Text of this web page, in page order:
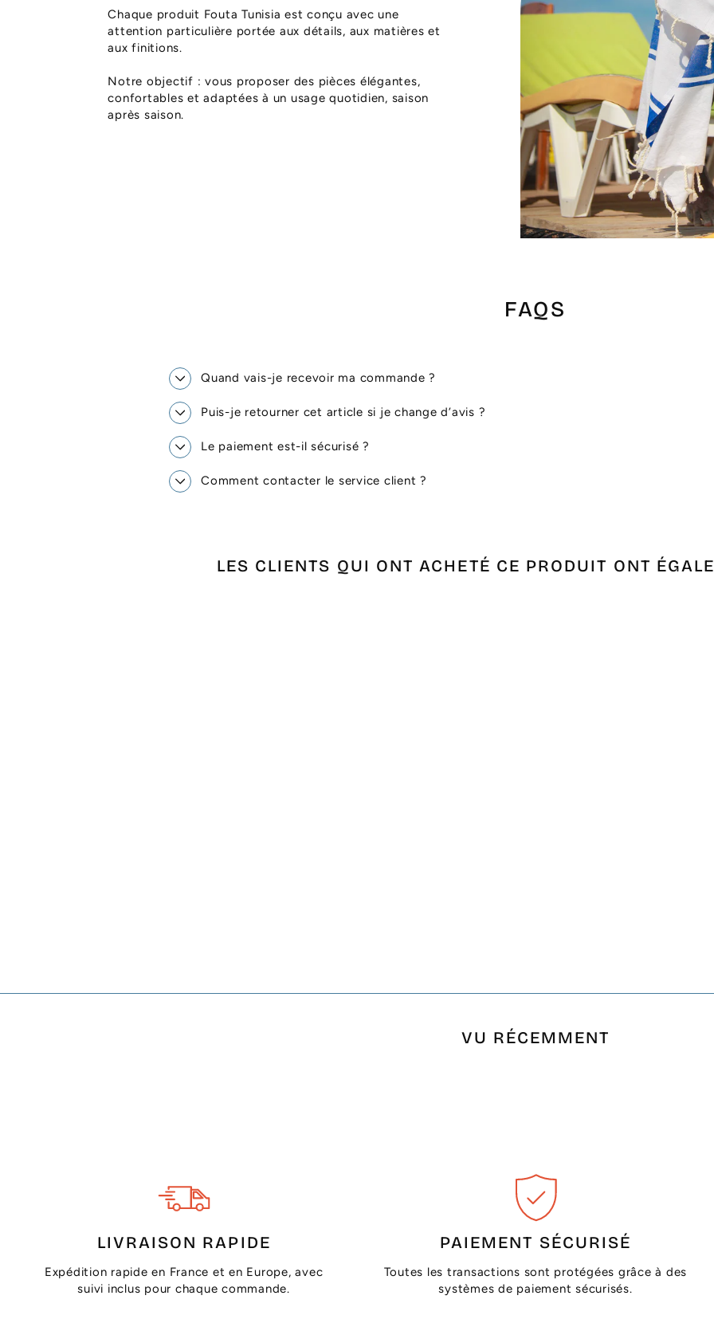
Chaque produit Fouta Tunisia est conçu avec une
attention particulière portée aux détails, aux matières et
aux finitions.
Notre objectif : vous proposer des pièces élégantes,
confortables et adaptées à un usage quotidien, saison
après saison.
FAQS
Quand vais-je recevoir ma commande ?
Puis-je retourner cet article si je change d’avis ?
Le paiement est-il sécurisé ?
Comment contacter le service client ?
LES CLIENTS QUI ONT ACHETÉ CE PRODUIT ONT
VU RÉCEMMENT
LIVRAISON RAPIDE
Expédition rapide en France et en Europe, avec
suivi inclus pour chaque commande.
PAIEMENT SÉCURISÉ
Toutes les transactions sont protégées grâce à des
systèmes de paiement sécurisés.